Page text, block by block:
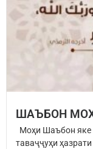
ШАЪБОН
Моҳи Шаъбон яке
таваҷҷуҳи